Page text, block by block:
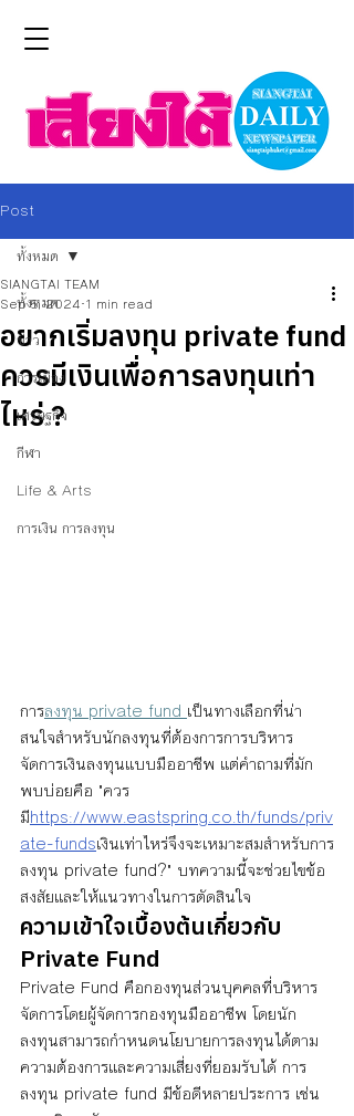
Post
ทั้งหมด
ข่าว
การเมือง
เศรษฐกิจ
กีฬา
Life & Arts
การเงิน การลงทุน
ทั้งหมด
อยากเริ่มลงทุน private fund
ควรมีเงินเพื่อการลงทุนเท่า
ไหร่ ?
SIANGTAI TEAM
Sep 5, 2024 1 min read
การลงทุน private fund เป็นทางเลือกที่น่า
สนใจสำหรับนักลงทุนที่ต้องการการบริหาร
จัดการเงินลงทุนแบบมืออาชีพ แต่คำถามที่มัก
พบบ่อยคือ "ควร
มีhttps://www.eastspring.co.th/funds/priv
ate-fundsเงินเท่าไหร่จึงจะเหมาะสมสำหรับการ
ลงทุน private fund?" บทความนี้จะช่วยไขข้อ
สงสัยและให้แนวทางในการตัดสินใจ
ความเข้าใจเบื้องต้นเกี่ยวกับ
Private Fund
Private Fund คือกองทุนส่วนบุคคลที่บริหาร
จัดการโดยผู้จัดการกองทุนมืออาชีพ โดยนัก
ลงทุนสามารถกำหนดนโยบายการลงทุนได้ตาม
ความต้องการและความเสี่ยงที่ยอมรับได้ การ
ลงทุน private fund มีข้อดีหลายประการ เช่น